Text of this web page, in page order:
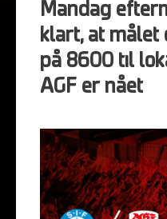
Mandag
klart, at målet
på 8600 til
AGF er nået